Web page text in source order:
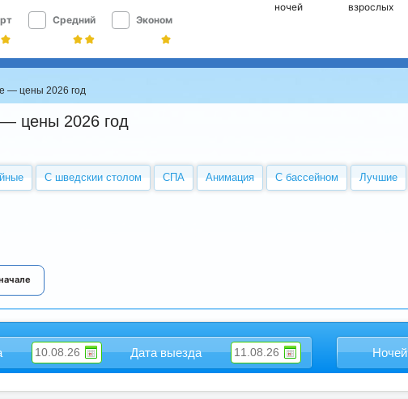
ночей взрослых
Средний Эконом
— цены 2026 год
цены 2026 год
С шведскии столом СПА Анимация С бассейном Лучшие
Дата выезда Ночей